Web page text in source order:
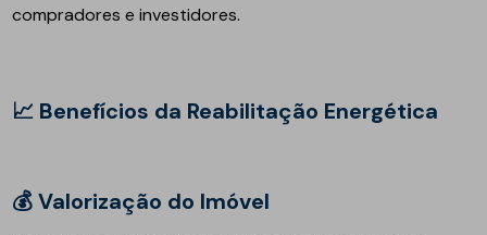
compradores e investidores.
📈 Benefícios da Reabilitação Energética
💰 Valorização do Imóvel